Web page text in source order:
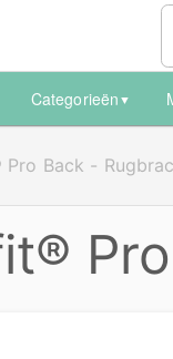
Categorieën▼
Pro Back -